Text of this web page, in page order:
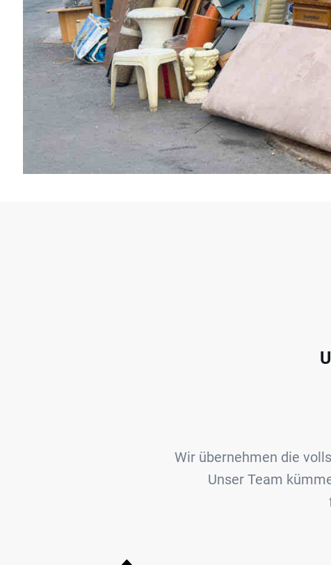
Wir übernehmen die
Unser Team